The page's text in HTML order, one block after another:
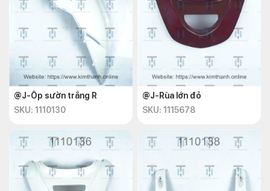
@J-Ốp sườn trắng R
SKU: 1110130
@J-Rùa lớn đỏ
SKU: 1115678